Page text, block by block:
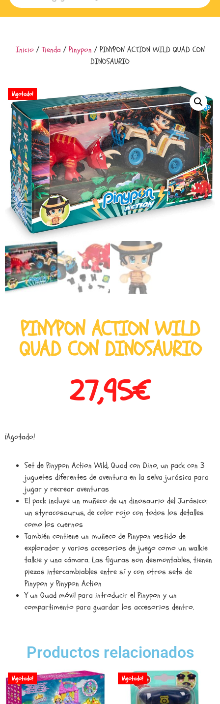
Inicio/Tienda / Pinypon / PINYPON ACTION WILD QUAD CON
DINOSAURIO
¡Agotado!
PINYPON ACTION WILD
QUAD CON DINOSAURIO
27,95€
¡Agotado!
Set de Pinypon Action Wild, Quad con Dino, un pack con 3
juguetes diferentes de aventura en la selva jurásica para
jugar y recrear aventuras
El pack incluye un muñeco de un dinosaurio del Jurásico:
un styracosaurus, de color rojo con todos los detalles
como los cuernos
También contiene un muñeco de Pinypon vestido de
explorador y varios accesorios de juego como un walkie
talkie y una cámara. Las figuras son desmontables, tienen
piezas intercambiables entre sí y con otros sets de
Pinypon y Pinypon Action
Y un Quad móvil para introducir el Pinypon y un
compartimento para guardar los accesorios dentro.
Productos relacionados
¡Agotado! ¡Agotado!